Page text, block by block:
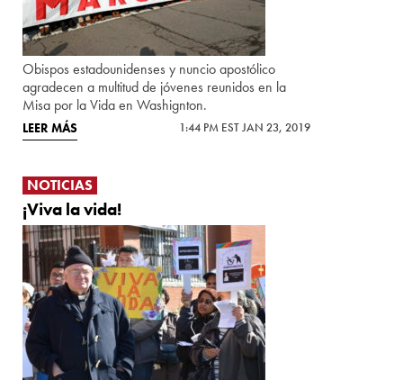
Obispos estadounidenses y nuncio apostólico
agradecen a multitud de jóvenes reunidos en la
Misa por la Vida en Washignton.
LEER MÁS 1:44 PM EST JAN 23, 2019
NOTICIAS
¡Viva la vida!